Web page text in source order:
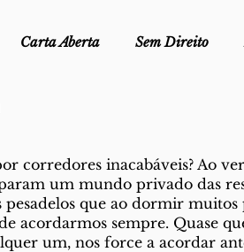
Carta Aberta Sem Direito
Dicionário Fora do
corredores inacabáveis? Ao
um mundo privado das
que ao dormir
acordarmos sempre. Quase
um, nos force a acordar